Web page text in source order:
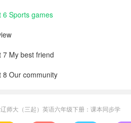
6 Sports games
7 My best friend
8 Our community
10 A family sports day
师大（三起）英语六年级下册：课本同步学